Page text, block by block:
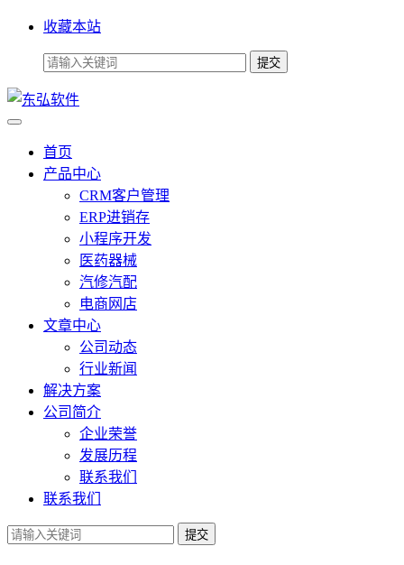
收藏本站
首页
产品中心
CRM客户管理
ERP进销存
小程序开发
医药器械
汽修汽配
电商网店
文章中心
公司动态
行业新闻
解决方案
公司简介
企业荣誉
发展历程
联系我们
联系我们
提交